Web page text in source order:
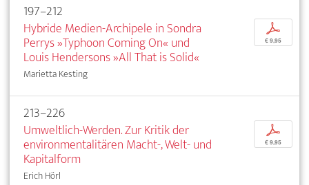
197–212
Hybride Medien-Archipele in Sondra
Perrys »Typhoon Coming On« und
Louis Hendersons »All That is Solid«
Marietta Kesting
p
€ 9,95
213–226
Umweltlich-Werden. Zur Kritik der
environmentalitären Macht-, Welt- und
Kapitalform
Erich Hörl
p
€ 9,95